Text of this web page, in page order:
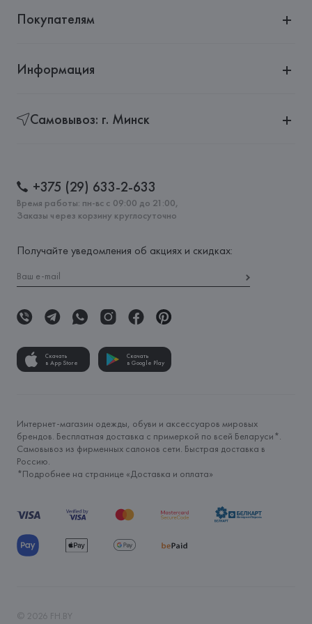
Покупателям
Информация
Самовывоз: г. Минск
+375 (29) 633-2-633
Время работы: пн-вс с 09:00 до 21:00,
Заказы через корзину круглосуточно
Получайте уведомления об акциях и скидках:
Скачать
в App Store
Скачать
в Google Play
Интернет-магазин одежды, обуви и аксессуаров мировых
брендов. Бесплатная доставка с примеркой по всей Беларуси*.
Самовывоз из фирменных салонов сети. Быстрая доставка в
Россию.
*Подробнее на странице «Доставка и оплата»
© 2026 FH.BY